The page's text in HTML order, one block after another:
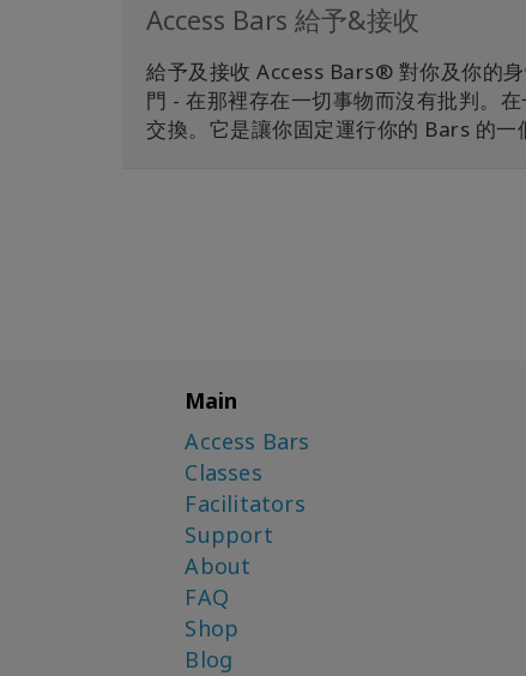
Access Bars 給予&接收
給予及接收 Access Bars® 對你及你的
門 - 在那裡存在一切事物而沒有批判。
交換。它是讓你固定運行你的 Bars 的一
Main
Access Bars
Classes
Facilitators
Support
About
FAQ
Shop
Blog